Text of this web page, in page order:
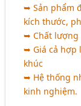
➥ Sản phẩm
kích thước,
➥ Chất lượng
➥ Giá cả hợp
khúc
➥ Hệ thống
kinh nghiệm.